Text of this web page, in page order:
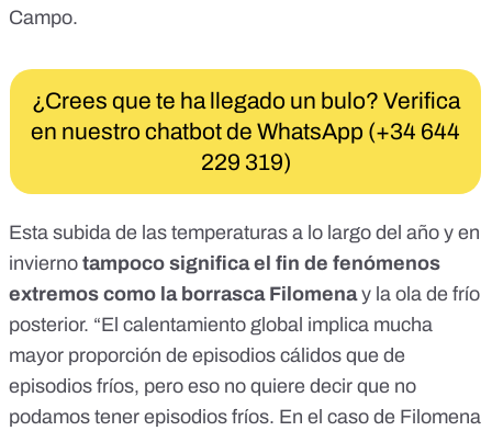
Campo.
¿Crees que te ha llegado un bulo? Verifica
en nuestro chatbot de WhatsApp (+34 644
229 319)
Esta subida de las temperaturas a lo largo del año y en
invierno tampoco significa el fin de fenómenos
extremos como la borrasca Filomenay la ola de frío
posterior. “El calentamiento global implica mucha
mayor proporción de episodios cálidos que de
episodios fríos, pero eso no quiere decir que no
podamos tener episodios fríos. En el caso de Filomena